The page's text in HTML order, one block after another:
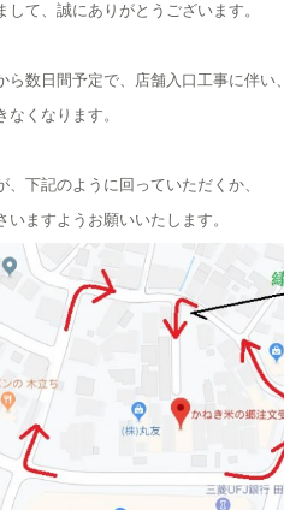
して、誠にありがとうございます。
数日間予定で、店舗入口工事に伴い、
くなります。
、下記のように回っていただくか、
ますようお願いいたします。